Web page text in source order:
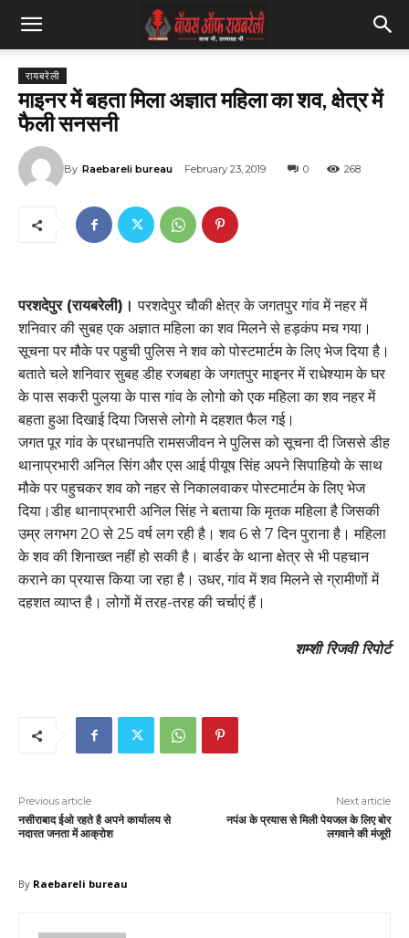
रायबरेली
माइनर में बहता मिला अज्ञात महिला का शव, क्षेत्र में
फैली सनसनी
By Raebareli bureau February 23, 2019 0 268
परशदेपुर (रायबरेली)।परशदेपुर चौकी क्षेत्र के जगतपुर गांव में नहर में
शनिवार की सुबह एक अज्ञात महिला का शव मिलने से हड़कंप मच गया।
सूचना पर मौके पर पहुची पुलिस ने शव को पोस्टमार्टम के लिए भेज दिया है।
बताते चले शनिवार सुबह डीह रजबहा के जगतपुर माइनर में राधेश्याम के घर
के पास सकरी पुलया के पास गांव के लोगो को एक महिला का शव नहर में
बहता हुआ दिखाई दिया जिससे लोगो मे दहशत फैल गई।
जगत पूर गांव के प्रधानपति रामसजीवन ने पुलिस को सूचना दी जिससे डीह
थानाप्रभारी अनिल सिंग और एस आई पीयूष सिंह अपने सिपाहियो के साथ
मौके पर पहुचकर शव को नहर से निकालवाकर पोस्टमार्टम के लिए भेज
दिया।डीह थानाप्रभारी अनिल सिंह ने बताया कि मृतक महिला है जिसकी
उम्र लगभग 20 से 25 वर्ष लग रही है। शव 6 से 7 दिन पुराना है। महिला
के शव की शिनाख्त नहीं हो सकी है। बार्डर के थाना क्षेत्र से भी पहचान
कराने का प्रयास किया जा रहा है। उधर, गांव में शव मिलने से ग्रामीणों में
दहशत व्याप्त है। लोगों में तरह-तरह की चर्चाएं हैं।
शम्शी रिजवी रिपोर्ट
Previous article
नसीराबाद ईओ रहते है अपने कार्यालय से
नदारत जनता में आक्रोश
Next article
नपंअ के प्रयास से मिली पेयजल के लिए बोर
लगवाने की मंजूरी
By Raebareli bureau